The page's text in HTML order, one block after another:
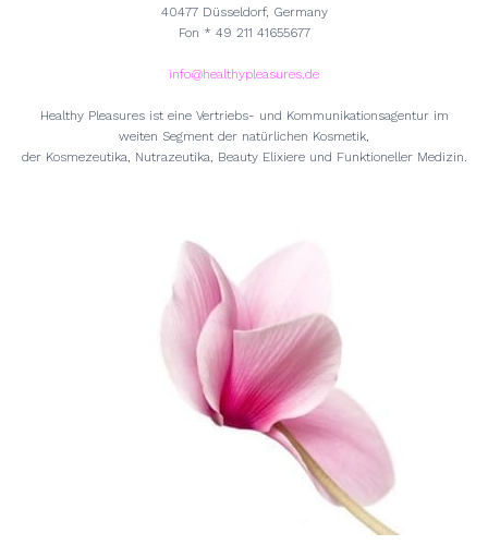
40477 Düsseldorf, Germany
Fon * 49 211 41655677
info@healthypleasures.de
Healthy Pleasures ist eine Vertriebs- und Kommunikationsagentur im
weiten Segment der natürlichen Kosmetik,
der Kosmezeutika, Nutrazeutika, Beauty Elixiere und Funktioneller Medizin.